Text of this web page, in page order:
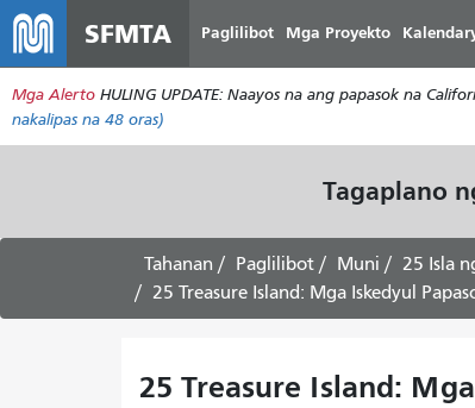
SFMTA Paglilibot Mga Proyekto
Mga Alerto HULING UPDATE: Naayos na ang papasok na
nakalipas na 48 oras)
Tagaplano
Tahanan Paglilibot Muni
25 Isla
25 Treasure Island: Mga Iskedyul
25 Treasure Island: